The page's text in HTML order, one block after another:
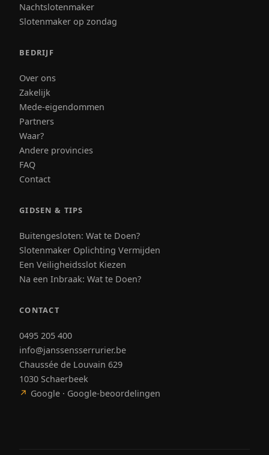
Nachtslotenmaker
Slotenmaker op zondag
BEDRIJF
Over ons
Zakelijk
Mede-eigendommen
Partners
Waar?
Andere provincies
FAQ
Contact
GIDSEN & TIPS
Buitengesloten: Wat te Doen?
Slotenmaker Oplichting Vermijden
Een Veiligheidsslot Kiezen
Na een Inbraak: Wat te Doen?
CONTACT
0495 205 400
info@janssensserrurier.be
Chaussée de Louvain 629
1030 Schaerbeek
↗ Google · Google-beoordelingen